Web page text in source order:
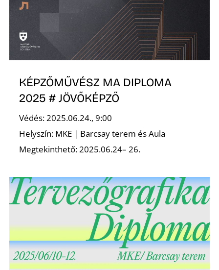
KÉPZŐMŰVÉSZ MA DIPLOMA
2025 # JÖVŐKÉPZŐ
Védés: 2025.06.24., 9:00
Helyszín: MKE | Barcsay terem és Aula
Megtekinthető: 2025.06.24– 26.